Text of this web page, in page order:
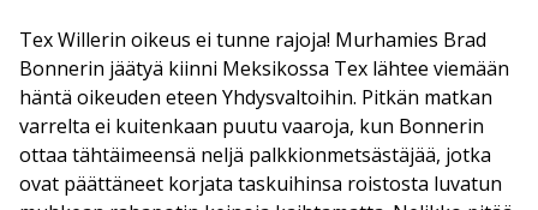
Tex Willerin oikeus ei tunne rajoja! Murhamies Brad
Bonnerin jäätyä kiinni Meksikossa Tex lähtee viemään
häntä oikeuden eteen Yhdysvaltoihin. Pitkän matkan
varrelta ei kuitenkaan puutu vaaroja, kun Bonnerin
ottaa tähtäimeensä neljä palkkionmetsästäjää, jotka
ovat päättäneet korjata taskuihinsa roistosta luvatun